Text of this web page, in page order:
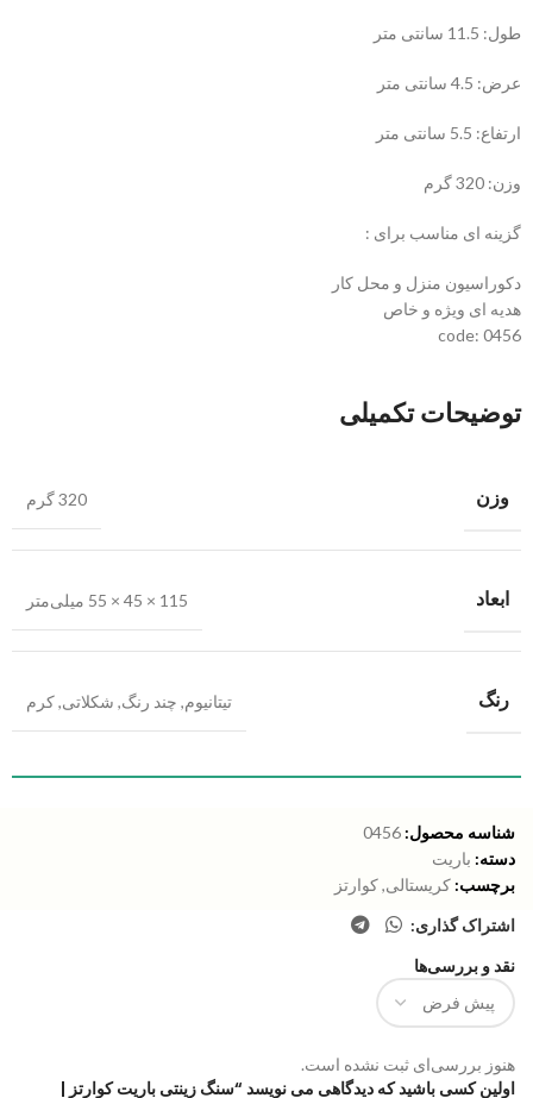
طول: 11.5 سانتی متر
عرض: 4.5 سانتی متر
ارتفاع: 5.5 سانتی متر
وزن: 320 گرم
گزینه ای مناسب برای :
دکوراسیون منزل و محل کار
هدیه ای ویژه و خاص
code: 0456
توضیحات تکمیلی
وزن 320 گرم
ابعاد 115 × 45 × 55 میلی‌متر
رنگ تیتانیوم, چند رنگ, شکلاتی,کرم
شناسه محصول: 0456
دسته: باریت
برچسب: کریستالی,کوارتز
اشتراک گذاری:
نقد و بررسی‌ها
هنوز بررسی‌ای ثبت نشده است.
اولین کسی باشید که دیدگاهی می نویسد “سنگ زینتی باریت کوارتز |